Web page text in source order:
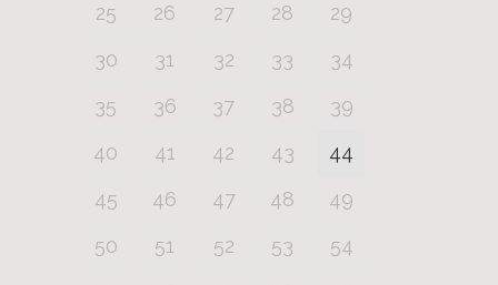
25
26 27 28
29
30
31 32 33
34
35
36 37 38
39
40
41 42 43
44
45
46 47 48
49
50
51 52 53
54